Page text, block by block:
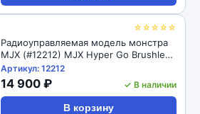
☆☆☆☆☆
Радиоуправляемая модель монстра
MJX (#12212) MJX Hyper Go Brushless
4WD RTR 1/12 2.4G
Артикул: 12212
14 900 ₽ ✓ В наличии
В корзину